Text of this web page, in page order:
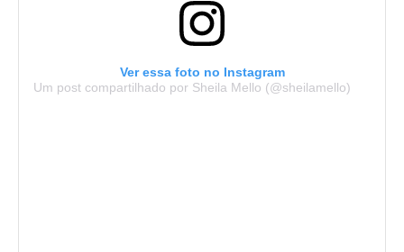
Ver essa foto no Instagram
Um post compartilhado por Sheila Mello (@sheilamello)